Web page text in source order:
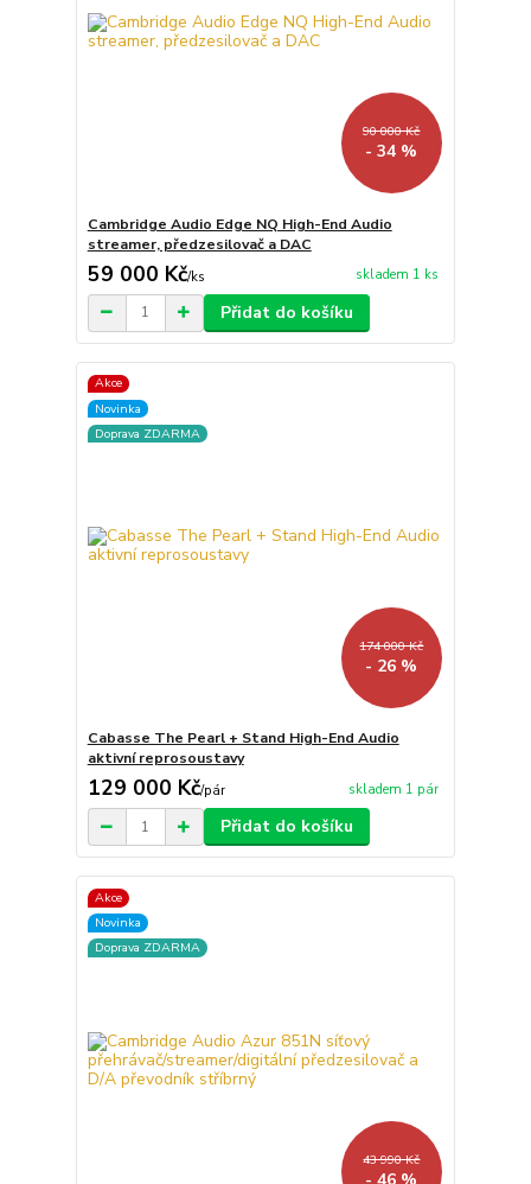
90 000 Kč
- 34 %
Cambridge Audio Edge NQ High-End Audio
streamer, předzesilovač a DAC
59 000 Kč/ks skladem 1 ks
Přidat do košíku
Akce
Novinka
Doprava ZDARMA
174 000 Kč
- 26 %
Cabasse The Pearl + Stand High-End Audio
aktivní reprosoustavy
129 000 Kč/pár skladem 1 pár
Přidat do košíku
Akce
Novinka
Doprava ZDARMA
43 990 Kč